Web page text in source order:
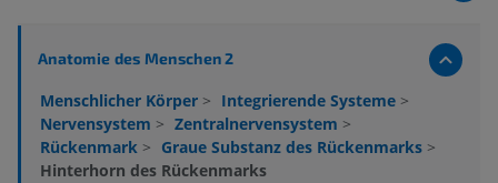
Anatomie des Menschen 2
Menschlicher Körper > Integrierende Systeme >
Nervensystem > Zentralnervensystem >
Rückenmark > Graue Substanz des Rückenmarks >
Hinterhorn des Rückenmarks